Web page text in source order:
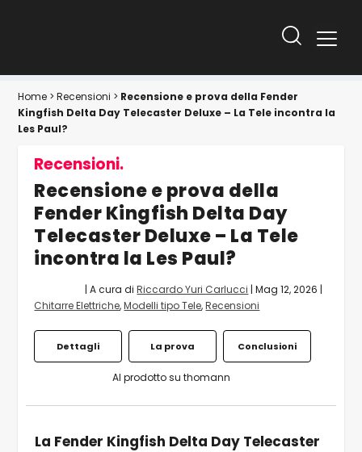
Home >Recensioni > Recensione e prova della Fender
Kingfish Delta Day Telecaster Deluxe – La Tele incontra la
Les Paul?
Recensioni.
Recensione e prova della
Fender Kingfish Delta Day
Telecaster Deluxe – La Tele
incontra la Les Paul?
| A cura diRiccardo Yuri Carlucci |Mag 12, 2026 |
Chitarre Elettriche,Modelli tipo Tele,Recensioni
Dettagli La prova Conclusioni
Al prodotto su thomann
La Fender Kingfish Delta Day Telecaster